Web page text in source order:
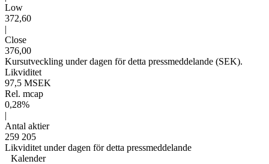
Low
372,60
|
Close
376,00
Kursutveckling under dagen för detta pressmeddelande (SEK).
Likviditet
97,5 MSEK
Rel. mcap
0,28%
|
Antal aktier
259 205
Likviditet under dagen för detta pressmeddelande
Kalender